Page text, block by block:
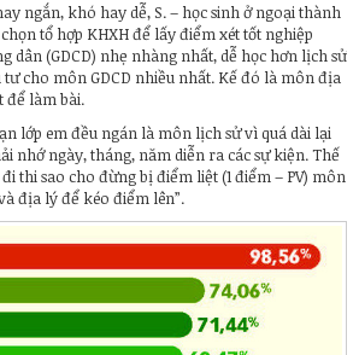
ngắn, khó hay dễ, S. – học sinh ở ngoại thành
tổ hợp KHXH để lấy điểm xét tốt nghiệp
dân (GDCD) nhẹ nhàng nhất, dễ học hơn lịch sử
cho môn GDCD nhiều nhất. Kế đó là môn địa
để làm bài.
lớp em đều ngán là môn lịch sử vì quá dài lại
nhớ ngày, tháng, năm diễn ra các sự kiện. Thế
thi sao cho đừng bị điểm liệt (1 điểm – PV) môn
địa lý để kéo điểm lên”.